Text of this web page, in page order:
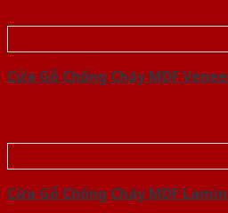
Cửa Gỗ Chống Cháy MDF
Cửa Gỗ Chống Cháy MDF